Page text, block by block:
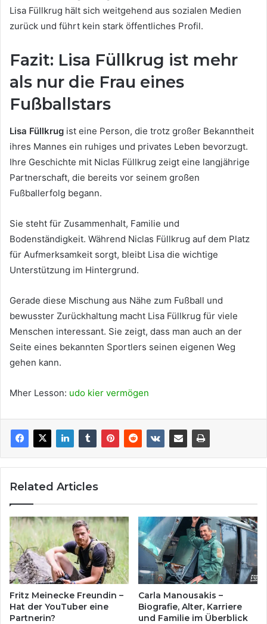
Lisa Füllkrug hält sich weitgehend aus sozialen Medien
zurück und führt kein stark öffentliches Profil.
Fazit: Lisa Füllkrug ist mehr
als nur die Frau eines
Fußballstars
Lisa Füllkrug ist eine Person, die trotz großer Bekanntheit
ihres Mannes ein ruhiges und privates Leben bevorzugt.
Ihre Geschichte mit Niclas Füllkrug zeigt eine langjährige
Partnerschaft, die bereits vor seinem großen
Fußballerfolg begann.
Sie steht für Zusammenhalt, Familie und
Bodenständigkeit. Während Niclas Füllkrug auf dem Platz
für Aufmerksamkeit sorgt, bleibt Lisa die wichtige
Unterstützung im Hintergrund.
Gerade diese Mischung aus Nähe zum Fußball und
bewusster Zurückhaltung macht Lisa Füllkrug für viele
Menschen interessant. Sie zeigt, dass man auch an der
Seite eines bekannten Sportlers seinen eigenen Weg
gehen kann.
Mher Lesson: udo kier vermögen
Related Articles
Fritz Meinecke Freundin –
Hat der YouTuber eine
Partnerin?
Carla Manousakis –
Biografie, Alter, Karriere
und Familie im Überblick